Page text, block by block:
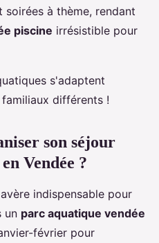
à thème, rendant
piscine irrésistible pour
s'adaptent
différents !
son séjour
Vendée ?
indispensable pour
un parc aquatique vendée
février pour